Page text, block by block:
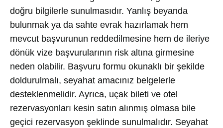
doğru bilgilerle sunulmasıdır. Yanlış beyanda
bulunmak ya da sahte evrak hazırlamak hem
mevcut başvurunun reddedilmesine hem de ileriye
dönük vize başvurularının risk altına girmesine
neden olabilir. Başvuru formu okunaklı bir şekilde
doldurulmalı, seyahat amacınız belgelerle
desteklenmelidir. Ayrıca, uçak bileti ve otel
rezervasyonları kesin satın alınmış olmasa bile
geçici rezervasyon şeklinde sunulmalıdır. Seyahat